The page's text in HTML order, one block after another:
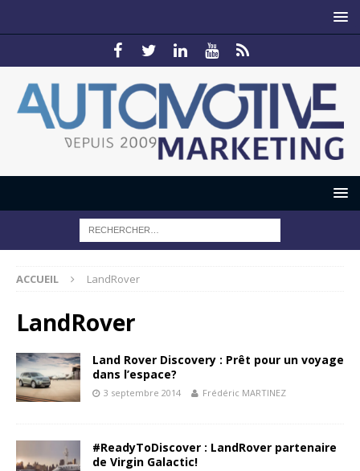
ACCUEIL LandRover
LandRover
Land Rover Discovery : Prêt pour un voyage
dans l’espace?
3 septembre 2014 Frédéric MARTINEZ
#ReadyToDiscover : LandRover partenaire
de Virgin Galactic!